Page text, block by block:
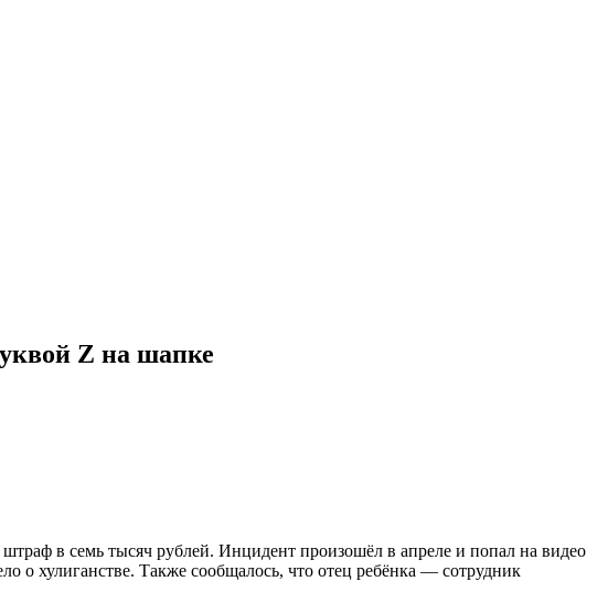
Z на шапке
в семь тысяч рублей. Инцидент произошёл в апреле и попал на видео
о хулиганстве. Также сообщалось, что отец ребёнка — сотрудник